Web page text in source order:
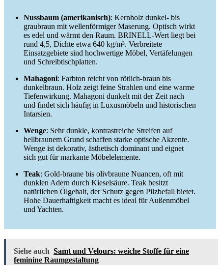
Nussbaum (amerikanisch): Kernholz dunkel- bis
graubraun mit wellenförmiger Maserung. Optisch wirkt
es edel und wärmt den Raum. BRINELL-Wert liegt bei
rund 4,5, Dichte etwa 640 kg/m³. Verbreitete
Einsatzgebiete sind hochwertige Möbel, Vertäfelungen
und Schreibtischplatten.
Mahagoni: Farbton reicht von rötlich-braun bis
dunkelbraun. Holz zeigt feine Strahlen und eine warme
Tiefenwirkung. Mahagoni dunkelt mit der Zeit nach
und findet sich häufig in Luxusmöbeln und historischen
Intarsien.
Wenge: Sehr dunkle, kontrastreiche Streifen auf
hellbraunem Grund schaffen starke optische Akzente.
Wenge ist dekorativ, ästhetisch dominant und eignet
sich gut für markante Möbelelemente.
Teak: Gold-braune bis olivbraune Nuancen, oft mit
dunklen Adern durch Kieselsäure. Teak besitzt
natürlichen Ölgehalt, der Schutz gegen Pilzbefall bietet.
Hohe Dauerhaftigkeit macht es ideal für Außenmöbel
und Yachten.
Siehe auch Samt und Velours: weiche Stoffe für eine
feminine Raumgestaltung